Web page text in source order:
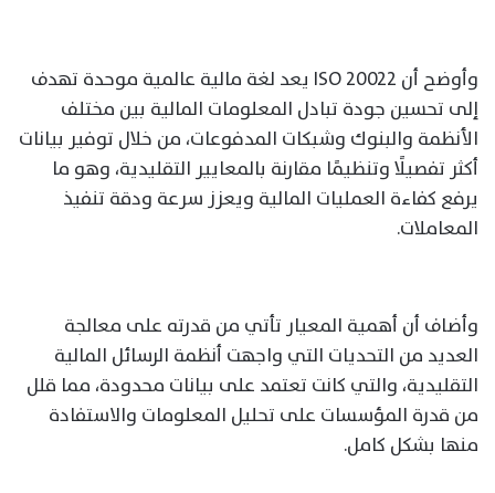
وأوضح أن ISO 20022 يعد لغة مالية عالمية موحدة تهدف
إلى تحسين جودة تبادل المعلومات المالية بين مختلف
الأنظمة والبنوك وشبكات المدفوعات، من خلال توفير بيانات
أكثر تفصيلًا وتنظيمًا مقارنة بالمعايير التقليدية، وهو ما
يرفع كفاءة العمليات المالية ويعزز سرعة ودقة تنفيذ
المعاملات.
وأضاف أن أهمية المعيار تأتي من قدرته على معالجة
العديد من التحديات التي واجهت أنظمة الرسائل المالية
التقليدية، والتي كانت تعتمد على بيانات محدودة، مما قلل
من قدرة المؤسسات على تحليل المعلومات والاستفادة
منها بشكل كامل.